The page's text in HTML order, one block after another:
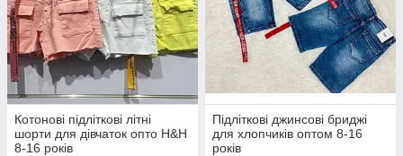
Котонові підліткові літні
шорти для дівчаток опто H&H
8-16 років
Підліткові джинсові бриджі
для хлопчиків оптом 8-16
років